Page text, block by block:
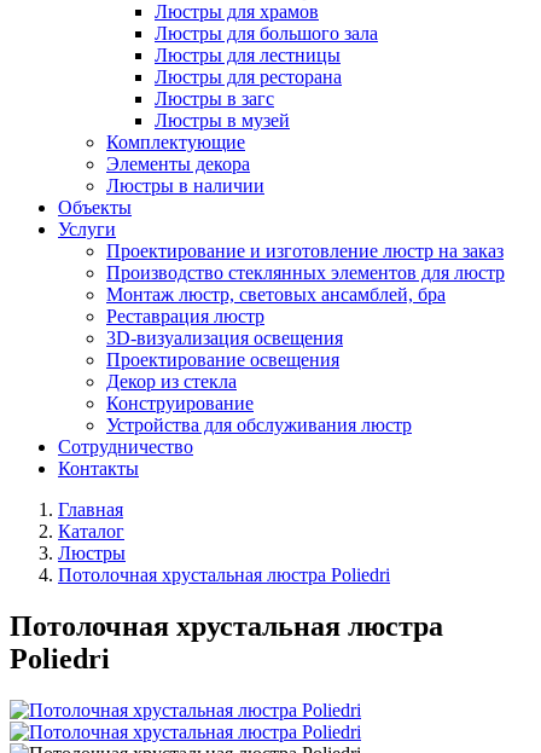
Люстры для храмов
Люстры для большого зала
Люстры для лестницы
Люстры для ресторана
Люстры в загс
Люстры в музей
Комплектующие
Элементы декора
Люстры в наличии
Объекты
Услуги
Проектирование и изготовление люстр на заказ
Производство стеклянных элементов для люстр
Монтаж люстр, световых ансамблей, бра
Реставрация люстр
3D-визуализация освещения
Проектирование освещения
Декор из стекла
Конструирование
Устройства для обслуживания люстр
Сотрудничество
Контакты
Главная
Каталог
Люстры
Потолочная хрустальная люстра Poliedri
Потолочная хрустальная люстра
Poliedri